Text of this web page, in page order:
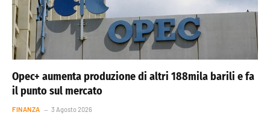
Opec+ aumenta produzione di altri 188mila barili e fa
il punto sul mercato
FINANZA 3 Agosto 2026